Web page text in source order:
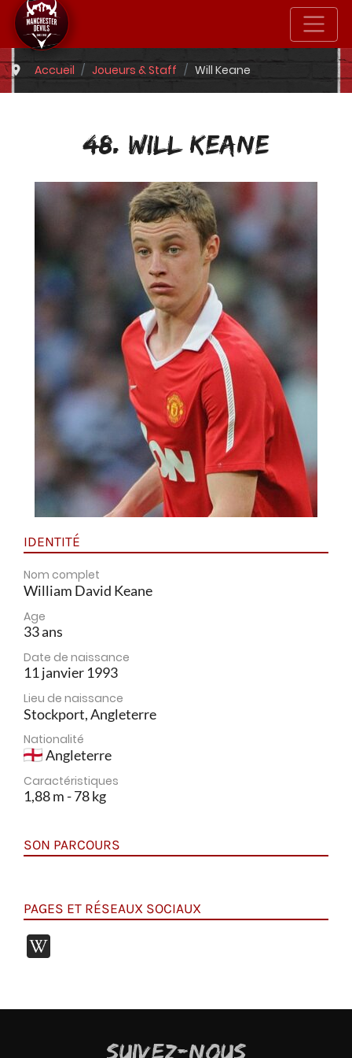
Accueil Joueurs & Staff Will Keane
48. WILL KEANE
IDENTITÉ
Nom complet
William David Keane
Age
33 ans
Date de naissance
11 janvier 1993
Lieu de naissance
Stockport, Angleterre
Nationalité
Angleterre
Caractéristiques
1,88 m - 78 kg
SON PARCOURS
PAGES ET RÉSEAUX SOCIAUX
SUIVEZ-NOUS